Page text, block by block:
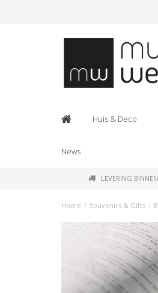
Huis & Deco
News
LEVERING
Home / Souvenirs & Gifts /